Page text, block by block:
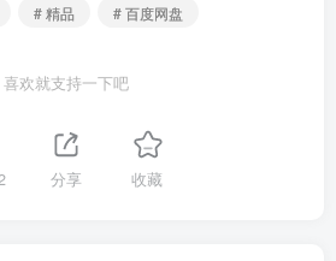
# 精品 # 百度网盘
喜欢就支持一下吧
分享 收藏